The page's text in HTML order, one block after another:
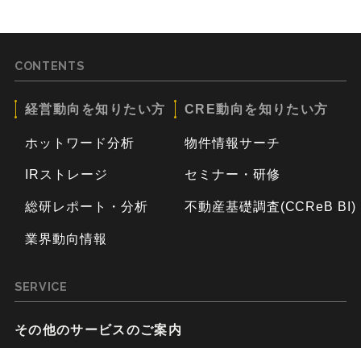
CONTENTS
経営動向を知りたい方
ホットワード分析
IRストレージ
総研レポート・分析
業界動向情報
CRE動向を知りたい方
物件情報サーチ
セミナー・研修
不動産基礎調査(CCReB BI)
SERVICE
その他のサービスのご案内